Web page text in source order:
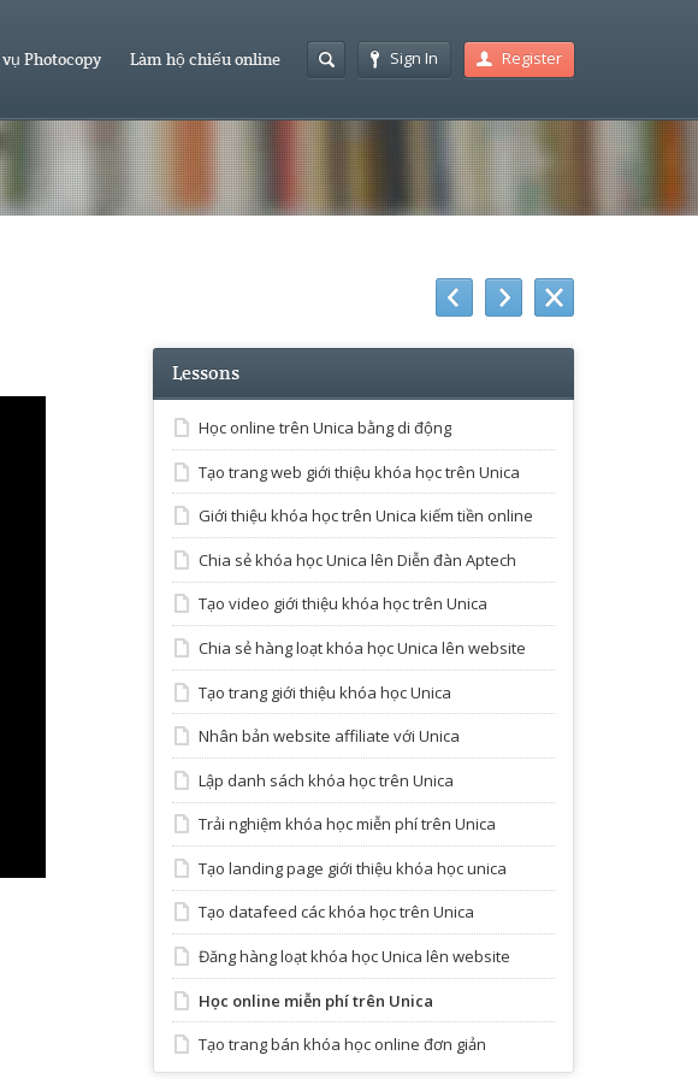
Sign In Register
Photocopy Làm hộ chiếu online
Lessons
Học online trên Unica bằng di động
Tạo trang web giới thiệu khóa học trên Unica
Giới thiệu khóa học trên Unica kiếm tiền online
Chia sẻ khóa học Unica lên Diễn đàn Aptech
Tạo video giới thiệu khóa học trên Unica
Chia sẻ hàng loạt khóa học Unica lên website
Tạo trang giới thiệu khóa học Unica
Nhân bản website affiliate với Unica
Lập danh sách khóa học trên Unica
Trải nghiệm khóa học miễn phí trên Unica
Tạo landing page giới thiệu khóa học unica
Tạo datafeed các khóa học trên Unica
Đăng hàng loạt khóa học Unica lên website
Học online miễn phí trên Unica
Tạo trang bán khóa học online đơn giản